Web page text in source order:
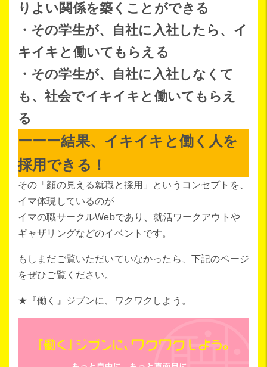
りよい関係を築くことができる
・その学生が、自社に入社したら、イ
キイキと働いてもらえる
・その学生が、自社に入社しなくて
も、社会でイキイキと働いてもらえ
る
ーーー結果、イキイキと働く人を
採用できる！
その「顔の見える就職と採用」というコンセプトを、
イマ体現しているのが
イマの職サークルWebであり、就活ワークアウトや
ギャザリングなどのイベントです。
もしまだご覧いただいていなかったら、下記のページ
をぜひご覧ください。
★『働く』ジブンに、ワクワクしよう。